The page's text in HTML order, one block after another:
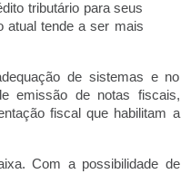
tributário para seus
atual tende a ser mais
de sistemas e no
emissão de notas fiscais,
fiscal que habilitam a
Com a possibilidade de